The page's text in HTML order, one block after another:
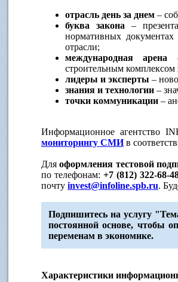
отрасль день за днем –
буква закона –
нормативных документах
отрасли;
международная арена
строительным
лидеры и эксперты –
знания и технологии –
точки коммуникации –
Информационное агентство
мониторингу СМИв
Дляоформления тестовой
по телефонам: +7 (812) 322-68-
почту invest@infoline.spb.ru.
Подпишитесь на услугу
постоянной основе, чтобы
переменам в экономике.
Характеристики